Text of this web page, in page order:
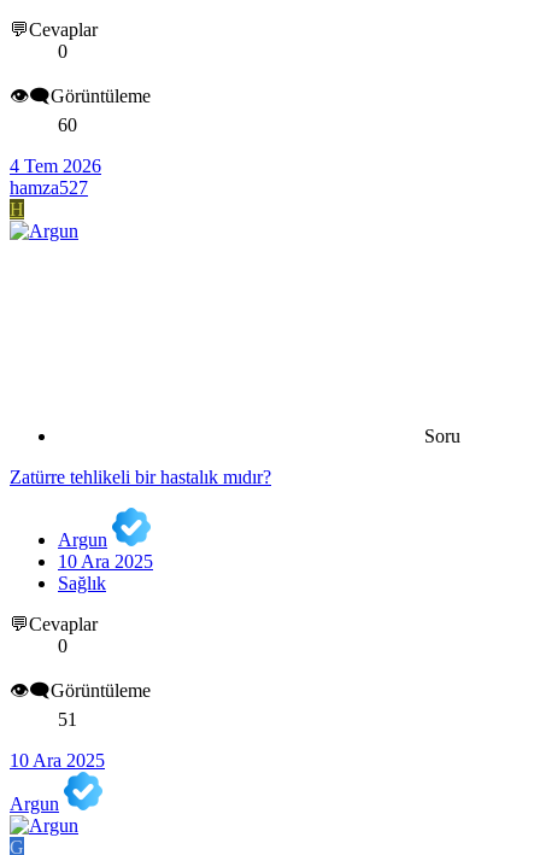
💬Cevaplar
0
👁️‍🗨️Görüntüleme
60
4 Tem 2026
hamza527
H
Soru
Zatürre tehlikeli bir hastalık mıdır?
Argun
10 Ara 2025
Sağlık
💬Cevaplar
0
👁️‍🗨️Görüntüleme
51
10 Ara 2025
Argun
G